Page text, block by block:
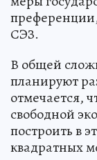
СЭЗ.
В общей
планируют
отмечается,
свободной
построить в
квадратных